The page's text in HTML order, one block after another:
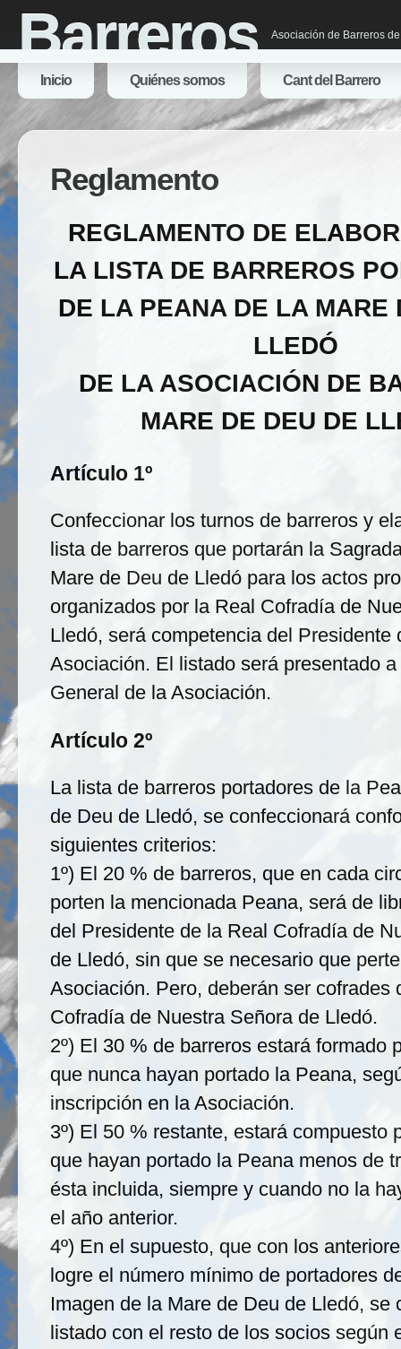
Barreros Asociación de Barreros
Inicio Quiénes somos Cant del Barrero
Reglamento
REGLAMENTO DE
LA LISTA DE BARREROS
DE LA PEANA DE LA MARE
LLEDÓ
DE LA ASOCIACIÓN DE
MARE DE DEU DE
Artículo 1º
Confeccionar los turnos de barreros y
lista de barreros que portarán la
Mare de Deu de Lledó para los actos
organizados por la Real Cofradía de
Lledó, será competencia del Presidente
Asociación. El listado será presentado
General de la Asociación.
Artículo 2º
La lista de barreros portadores de la
de Deu de Lledó, se confeccionará
siguientes criterios:
1º) El 20 % de barreros, que en cada
porten la mencionada Peana, será de
del Presidente de la Real Cofradía de
de Lledó, sin que se necesario que
Asociación. Pero, deberán ser cofrades
Cofradía de Nuestra Señora de Lledó.
2º) El 30 % de barreros estará formado
que nunca hayan portado la Peana,
inscripción en la Asociación.
3º) El 50 % restante, estará compuesto
que hayan portado la Peana menos de
ésta incluida, siempre y cuando no la
el año anterior.
4º) En el supuesto, que con los
logre el número mínimo de portadores
Imagen de la Mare de Deu de Lledó, se
listado con el resto de los socios según